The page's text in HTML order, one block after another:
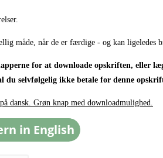
måde, når de er færdige - og kan ligeledes
for at downloade opskriften, eller
du selvfølgelig ikke betale for denne